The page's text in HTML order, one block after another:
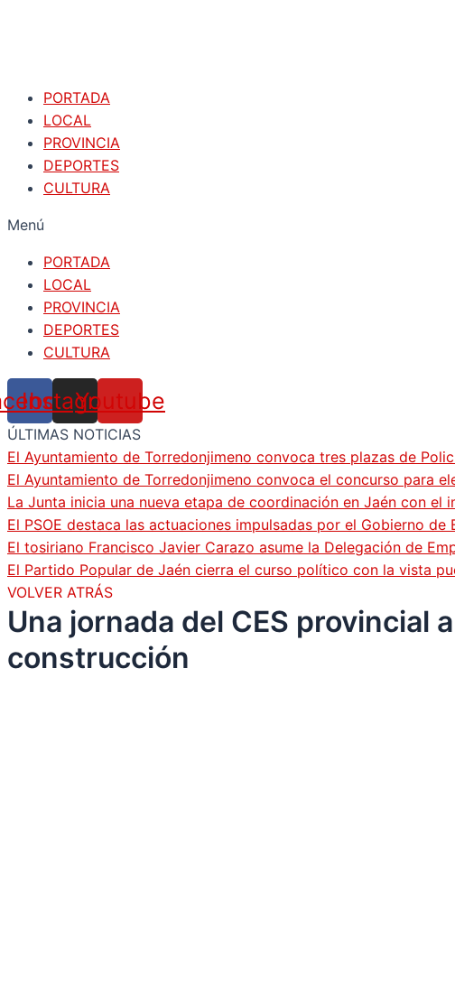
PORTADA
LOCAL
PROVINCIA
DEPORTES
CULTURA
Menú
PORTADA
LOCAL
PROVINCIA
DEPORTES
CULTURA
Instagram
Youtube
ÚLTIMAS NOTICIAS
El Ayuntamiento de Torredonjimeno convoca tres plazas de
El Ayuntamiento de Torredonjimeno convoca el concurso para
La Junta inicia una nueva etapa de coordinación en Jaén con
El PSOE destaca las actuaciones impulsadas por el Gobierno de
El tosiriano Francisco Javier Carazo asume la Delegación de
El Partido Popular de Jaén cierra el curso político con la vista
VOLVER ATRÁS
Una jornada del CES provincial
construcción